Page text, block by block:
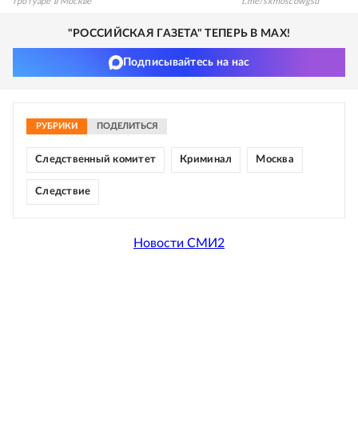
"РОССИЙСКАЯ ГАЗЕТА" ТЕПЕРЬ В MAX!
Подписывайтесь на нас
РУБРИКИ ПОДЕЛИТЬСЯ
Следственный комитет Криминал Москва
Следствие
Новости СМИ2